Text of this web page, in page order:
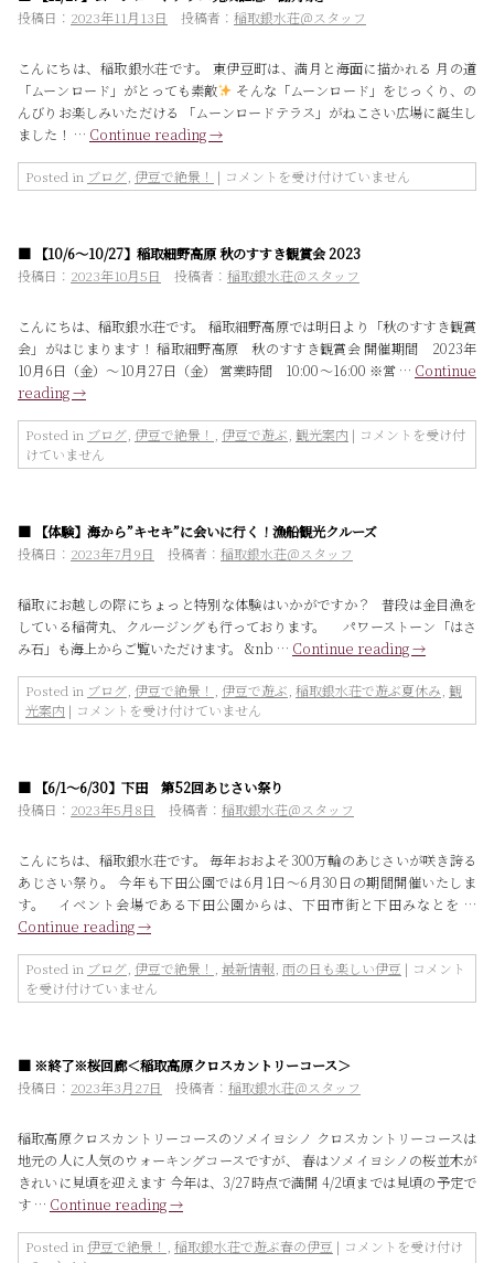
日
月
1
日］
は
め
光
情
報
9
月
月
投稿日： 2023年11月13日 投稿者： 稲取銀水荘＠スタッフ
こんにちは、稲取銀水荘です。 東伊豆町は、満月と海面に描かれる 月の道
「ムーンロード」がとっても素敵
そんな「ムーンロード」をじっくり、の
んびりお楽しみいただける 「ムーンロードテラス」がねこさい広場に誕生し
ました！ … Continue reading→
Posted in ブログ 伊豆で絶景！ | 【11/27】
ム
ロ
ー
ラ
ス
完
念
月
コメントを受け付けていません
■ 【10/6～10/27】稲取細野高原 秋のすすき観賞会 2023
投稿日： 2023年10月5日 投稿者： 稲取銀水荘＠スタッフ
こんにちは、稲取銀水荘です。 稲取細野高原では明日より「秋のすすき観賞
会」がはじまります！ 稲取細野高原 秋のすすき観賞会 開催期間 2023年
10月6日（金）～10月27日（金） 営業時間 10:00～16:00 ※営 … Continue
reading→
Posted in ブログ 伊豆で絶景！ 伊豆で遊ぶ 観光案内 | 【10/6
10/27】
細
秋
の
す
き
賞
コメントを受け付
けていません
■ 【体験】海から”キセキ”に会いに行く！漁船観光クルーズ
投稿日： 2023年7月9日 投稿者： 稲取銀水荘＠スタッフ
稲取にお越しの際にちょっと特別な体験はいかがですか？ 普段は金目漁を
している稲荷丸、クルージングも行っております。 パワーストーン「はさ
み石」も海上からご覧いただけます。 &nb … Continue reading→
Posted in ブログ 伊豆で絶景！ 伊豆で遊ぶ 稲取銀水荘で遊ぶ夏休み 観
光案内 | 【体
験】
ら”キ
セ
い
に
行
く！
船
観
光
ー
ズ
コメントを受け付けていません
■ 【6/1～6/30】下田 第52回あじさい祭り
投稿日： 2023年5月8日 投稿者： 稲取銀水荘＠スタッフ
こんにちは、稲取銀水荘です。 毎年おおよそ300万輪のあじさいが咲き誇る
あじさい祭り。 今年も下田公園では6月1日～6月30日の期間開催いたしま
す。 イベント会場である下田公園からは、下田市街と下田みなとを …
Continue reading→
Posted in ブログ 伊豆で絶景！ 最新情報 雨の日も楽しい伊豆 | 【6/1
6/30】
じ
さ
い
は
コメント
を受け付けていません
■ ※終了※桜回廊＜稲取高原クロスカントリーコース＞
投稿日： 2023年3月27日 投稿者： 稲取銀水荘＠スタッフ
稲取高原クロスカントリーコースのソメイヨシノ クロスカントリーコースは
地元の人に人気のウォーキングコースですが、 春はソメイヨシノの桜並木が
きれいに見頃を迎えます 今年は、3/27時点で満開 4/2頃までは見頃の予定で
す … Continue reading→
Posted in 伊豆で絶景！ 稲取銀水荘で遊ぶ春の伊豆 | ※
コメントを受け付け